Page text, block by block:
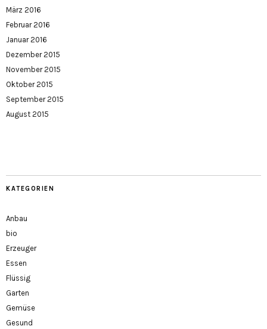
März 2016
Februar 2016
Januar 2016
Dezember 2015
November 2015
Oktober 2015
September 2015
August 2015
KATEGORIEN
Anbau
bio
Erzeuger
Essen
Flüssig
Garten
Gemüse
Gesund